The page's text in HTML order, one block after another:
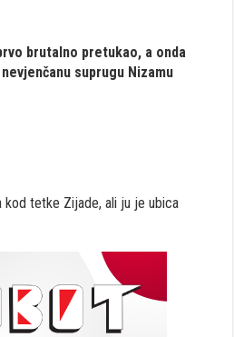
brutalno pretukao, a onda
suprugu Nizamu
kod tetke Zijade, ali ju je ubica